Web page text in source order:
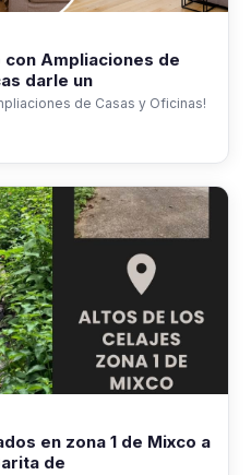
con Ampliaciones de
darle un
de Casas y Oficinas!
en zona 1 de Mixco a
de